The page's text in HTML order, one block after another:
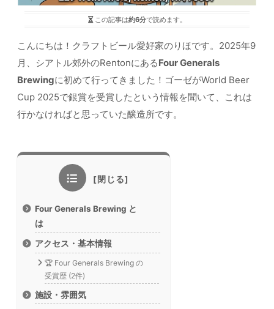
この記事は約6分で読めます。
こんにちは！クラフトビール愛好家のりほです。2025年9
月、シアトル郊外のRentonにあるFour Generals
Brewingに初めて行ってきました！ゴーゼがWorld Beer
Cup 2025で銀賞を受賞したという情報を聞いて、これは
行かなければと思っていた醸造所です。
Four Generals Brewing と
は
アクセス・基本情報
🏆 Four Generals Brewing の
受賞歴 (2件)
施設・雰囲気